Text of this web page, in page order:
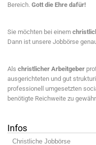
Bereich. Gott die Ehre dafür!
Sie möchten bei einem
Dann ist unsere Jobbörse
Als christlicher Arbeitgeber
ausgerichteten und gut
professionell umgesetzten
benötigte Reichweite zu
Infos
Christliche Jobbörse